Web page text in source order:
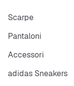
Scarpe
Pantaloni
Accessori
adidas Sneakers